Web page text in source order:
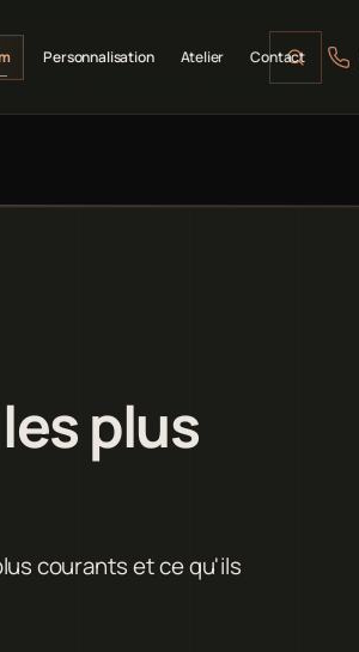
Personnalisation Atelier Contact
plus
courants et ce qu'ils